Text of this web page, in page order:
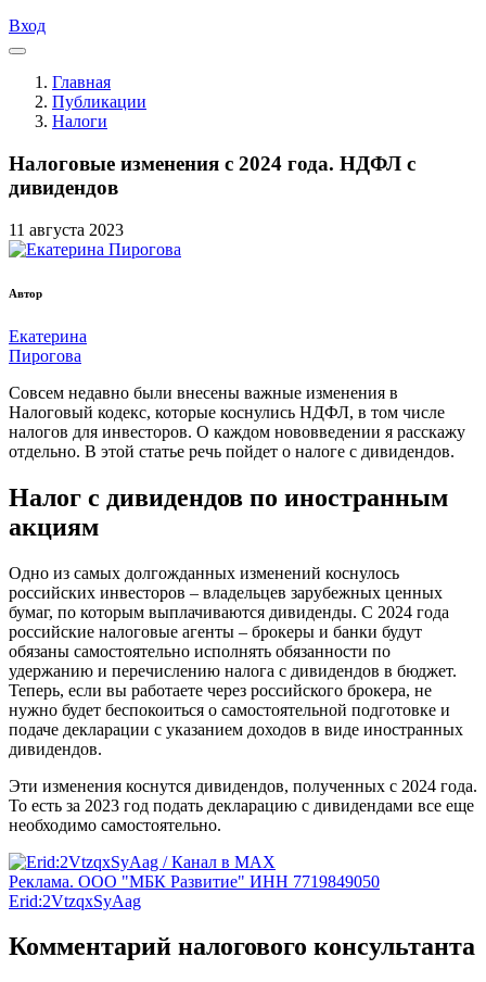
Вход
Главная
Публикации
Налоги
Налоговые изменения с 2024 года. НДФЛ с
дивидендов
11 августа 2023
Автор
Екатерина
Пирогова
Совсем недавно были внесены важные изменения в
Налоговый кодекс, которые коснулись НДФЛ, в том числе
налогов для инвесторов. О каждом нововведении я расскажу
отдельно. В этой статье речь пойдет о налоге с дивидендов.
Налог с дивидендов по иностранным
акциям
Одно из самых долгожданных изменений коснулось
российских инвесторов – владельцев зарубежных ценных
бумаг, по которым выплачиваются дивиденды. С 2024 года
российские налоговые агенты – брокеры и банки будут
обязаны самостоятельно исполнять обязанности по
удержанию и перечислению налога с дивидендов в бюджет.
Теперь, если вы работаете через российского брокера, не
нужно будет беспокоиться о самостоятельной подготовке и
подаче декларации с указанием доходов в виде иностранных
дивидендов.
Эти изменения коснутся дивидендов, полученных с 2024 года.
То есть за 2023 год подать декларацию с дивидендами все еще
необходимо самостоятельно.
Реклама. ООО "МБК Развитие" ИНН 7719849050
Erid:2VtzqxSyAag
Комментарий налогового консультанта